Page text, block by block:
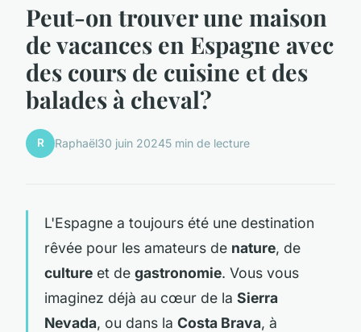
Peut-on trouver une maison
de vacances en Espagne avec
des cours de cuisine et des
balades à cheval?
R Raphaël30 juin 20245 min de lecture
L'Espagne a toujours été une destination
rêvée pour les amateurs de nature, de
culture et de gastronomie. Vous vous
imaginez déjà au cœur de la Sierra
Nevada, ou dans la Costa Brava, à